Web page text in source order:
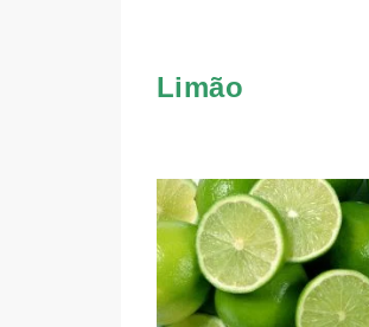
Limão